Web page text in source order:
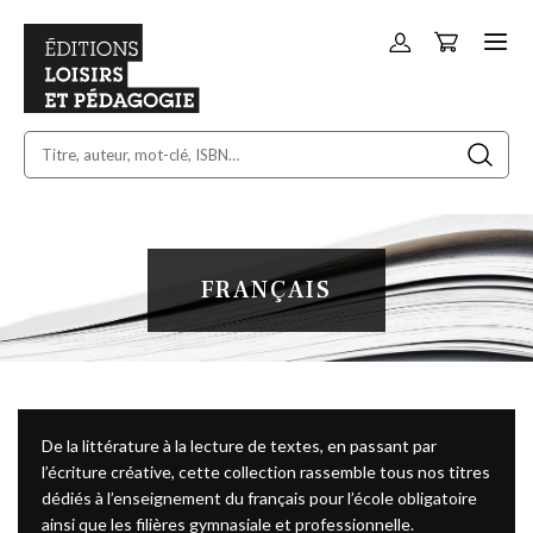
Allez
Panier
FRANÇAIS
De la littérature à la lecture de textes, en passant par
l’écriture créative, cette collection rassemble tous nos titres
dédiés à l’enseignement du français pour l’école obligatoire
ainsi que les filières gymnasiale et professionnelle.